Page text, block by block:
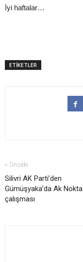
İyi haftalar…
ETİKETLER
« Önceki
Silivri AK Parti’den
Gümüşyaka’da Ak Nokta
çalışması